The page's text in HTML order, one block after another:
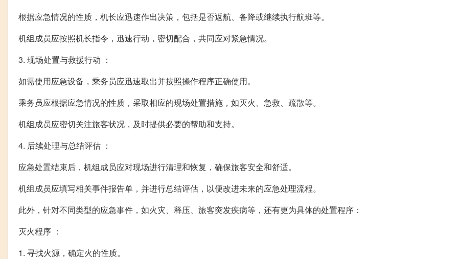
根据应急情况的性质，机长应迅速作出决策，包括是否返航、备降或继续执行航班等。
机组成员应按照机长指令，迅速行动，密切配合，共同应对紧急情况。
3. 现场处置与救援行动 ：
如需使用应急设备，乘务员应迅速取出并按照操作程序正确使用。
乘务员应根据应急情况的性质，采取相应的现场处置措施，如灭火、急救、疏散等。
机组成员应密切关注旅客状况，及时提供必要的帮助和支持。
4. 后续处理与总结评估 ：
应急处置结束后，机组成员应对现场进行清理和恢复，确保旅客安全和舒适。
机组成员应填写相关事件报告单，并进行总结评估，以便改进未来的应急处理流程。
此外，针对不同类型的应急事件，如火灾、释压、旅客突发疾病等，还有更为具体的处置程序：
灭火程序 ：
1. 寻找火源，确定火的性质。